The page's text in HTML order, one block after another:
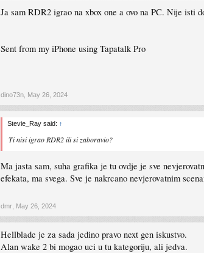
Ja sam RDR2 igrao na xbox one a ovo na PC. Nije isti
Sent from my iPhone using Tapatalk Pro
dino73n May 26, 2024
Stevie_Ray said: ↑
Ti nisi igrao RDR2 ili si zaboravio?
Ma jasta sam, suha grafika je tu ovdje je sve
efekata, ma svega. Sve je nakrcano nevjerovatnim
dmr May 26, 2024
Hellblade je za sada jedino pravo next gen iskustvo.
Alan wake 2 bi mogao uci u tu kategoriju, ali jedva.